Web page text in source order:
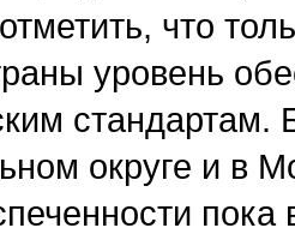
что
уровень
стандартам.
округе и в
пока